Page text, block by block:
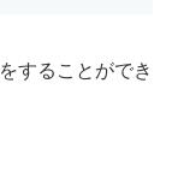
をすることができ